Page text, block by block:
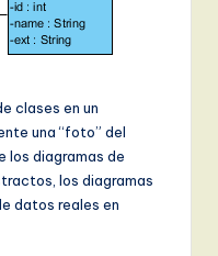
clases en un
una “foto” del
los diagramas de
los diagramas
datos reales en